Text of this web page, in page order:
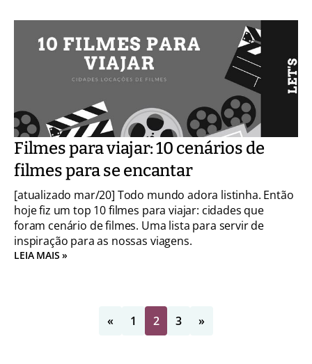
Filmes para viajar: 10 cenários de
filmes para se encantar
[atualizado mar/20] Todo mundo adora listinha. Então
hoje fiz um top 10 filmes para viajar: cidades que
foram cenário de filmes. Uma lista para servir de
inspiração para as nossas viagens.
LEIA MAIS »
« 1 2 3 »